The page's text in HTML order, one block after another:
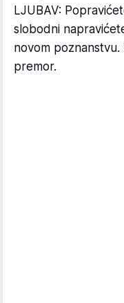
LJUBAV:
slobodni
novom poznanstvu.
premor.